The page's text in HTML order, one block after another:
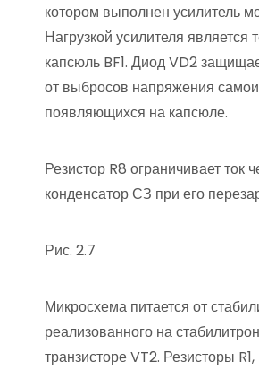
котором выполнен усилитель
Нагрузкой усилителя
капсюль BF1. Диод VD2
от выбросов напряжения
появляющихся на капсюле.
Резистор R8 ограничивает ток
конденсатор СЗ при его
Рис. 2.7
Микросхема питается от
реализованного на
транзисторе VT2. Резисторы R1,